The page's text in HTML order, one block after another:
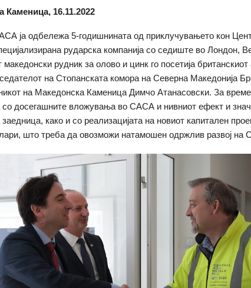
Каменица, 16.11.2022
ја одбележа 5-годишнината од приклучувањето кон
рударска компанија со седиште во Лондон,
македонски рудник за олово и цинк го посетија
на Стопанската комора на Северна Македонија
на Македонска Каменица Димчо Атанасовски. За
со досегашните вложувања во САСА и нивниот ефект и
како и со реализацијата на новиот капитален
што треба да овозможи натамошен одржлив развој на